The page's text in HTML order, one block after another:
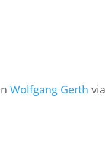
Wolfgang Gerth via